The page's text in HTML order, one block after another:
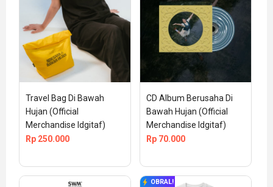
Travel Bag Di Bawah
Hujan (Official
Merchandise Idgitaf)
Rp 250.000
CD Album Berusaha Di
Bawah Hujan (Official
Merchandise Idgitaf)
Rp 70.000
OBRAL!